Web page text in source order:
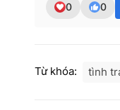
0 0
Từ khóa: tình